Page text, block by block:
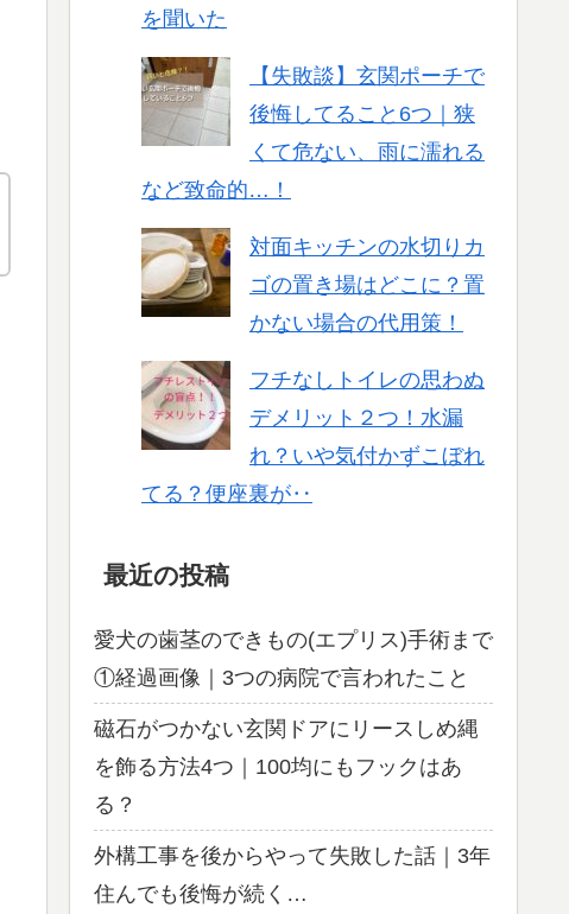
を聞いた
【失敗談】玄関ポーチで
後悔してること6つ｜狭
くて危ない、雨に濡れる
など致命的…！
対面キッチンの水切りカ
ゴの置き場はどこに？置
かない場合の代用策！
フチなしトイレの思わぬ
デメリット２つ！水漏
れ？いや気付かずこぼれ
てる？便座裏が‥
最近の投稿
愛犬の歯茎のできもの(エプリス)手術まで
①経過画像｜3つの病院で言われたこと
磁石がつかない玄関ドアにリースしめ縄
を飾る方法4つ｜100均にもフックはあ
る？
外構工事を後からやって失敗した話｜3年
住んでも後悔が続く…